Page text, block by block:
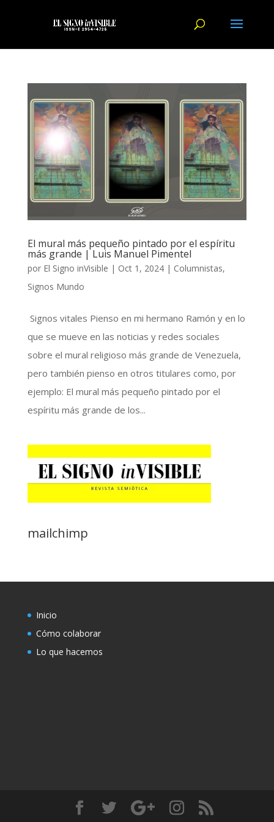
El mural más pequeño pintado por el espíritu
más grande | Luis Manuel Pimentel
por El Signo inVisible | Oct 1, 2024| Columnistas,
Signos Mundo
Signos vitales Pienso en mi hermano Ramón y en lo
que se mueve en las noticias y redes sociales
sobre el mural religioso más grande de Venezuela,
pero también pienso en otros titulares como, por
ejemplo: El mural más pequeño pintado por el
espíritu más grande de los...
mailchimp
Inicio
Cómo colaborar
Lo que hacemos